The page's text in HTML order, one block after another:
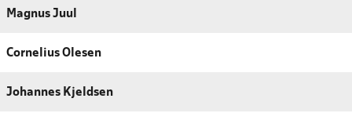
Magnus Juul
Cornelius Olesen
Johannes Kjeldsen